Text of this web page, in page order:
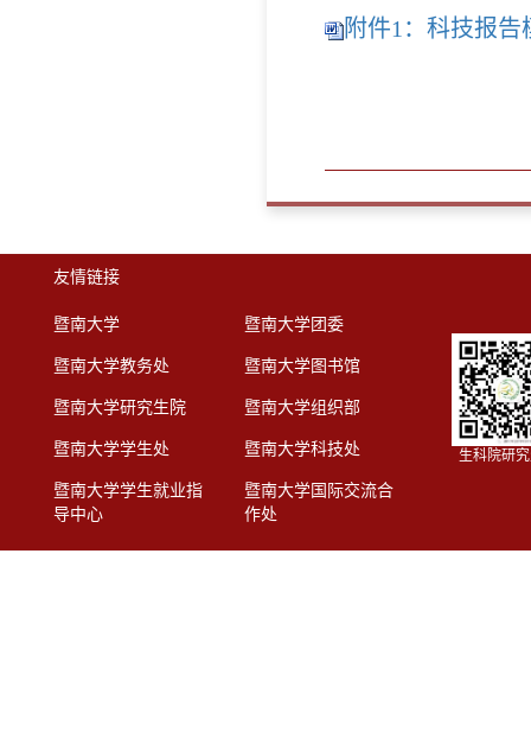
附件1：科技报
友情链接
暨南大学
暨南大学教务处
暨南大学研究生院
暨南大学学生处
暨南大学学生就业指
导中心
暨南大学团委
暨南大学图书馆
暨南大学组织部
暨南大学科技处
暨南大学国际交流合
作处
生科院研